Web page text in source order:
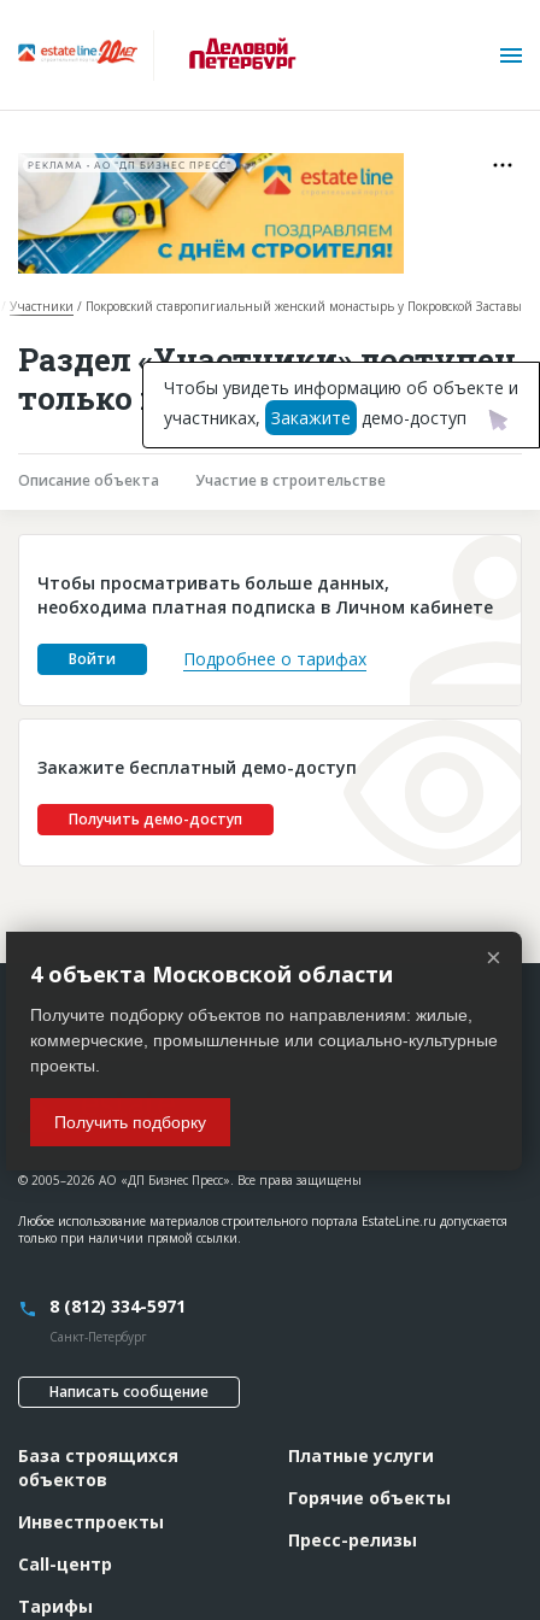
Горячие объекты
База строящихся объектов
Инвестпроекты
Глоссарий
Платные услуги
Пресс-релизы
РЕКЛАМА • АО "ДП БИЗНЕС ПРЕСС"
Участники Покровский ставропигиальный женский монастырь у Покровской Заставы
Раздел «Участники» доступен
только подписчикам
Описание объекта Участие в строительстве
Чтобы просматривать больше данных,
необходима платная подписка в Личном кабинете
Войти Подробнее о тарифах
Закажите бесплатный демо-доступ
Получить демо-доступ
Чтобы увидеть информацию об объекте и
участниках, Закажите демо-доступ
© 2005–2026 АО «ДП Бизнес Пресс». Все права защищены
Любое использование материалов строительного портала EstateLine.ru допускается
только при наличии прямой ссылки.
8 (812) 334-5971
Санкт-Петербург
Написать сообщение
База строящихся
объектов
Инвестпроекты
Call-центр
Тарифы
Платные услуги
Горячие объекты
Пресс-релизы
×
4 объекта Московской области
Получите подборку объектов по направлениям: жилые,
коммерческие, промышленные или социально-культурные
проекты.
Получить подборку